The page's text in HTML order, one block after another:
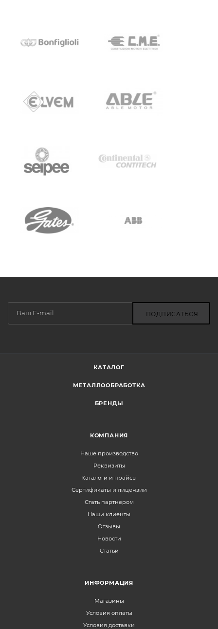
ПОДПИСАТЬСЯ
КАТАЛОГ
МЕТАЛЛООБРАБОТКА
БРЕНДЫ
КОМПАНИЯ
Наше производство
Реквизиты
Каталоги и прайсы
Сертификаты и лицензии
Стать партнером
Наши клиенты
Отзывы
Новости
Статьи
ИНФОРМАЦИЯ
Магазины
Условия оплаты
Условия доставки